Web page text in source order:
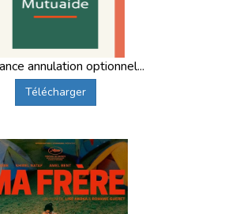
annulation optionnel...
Télécharger